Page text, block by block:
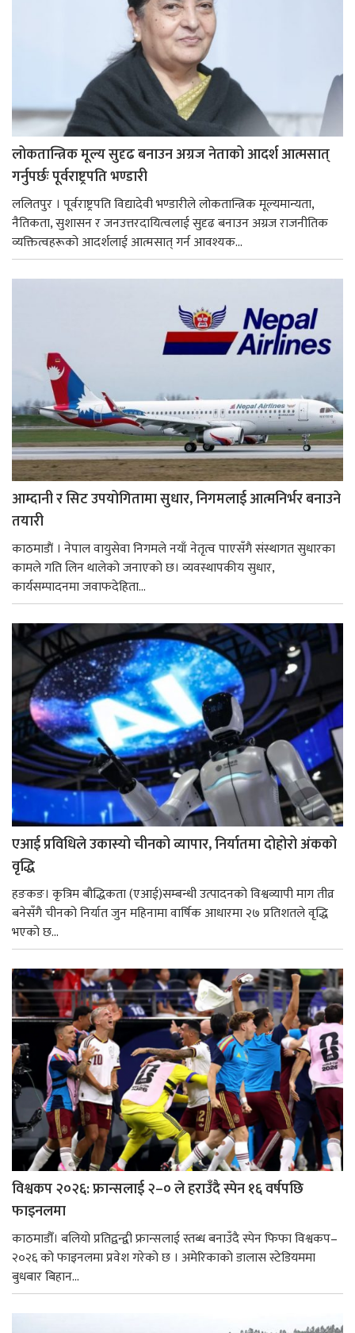
लोकतान्त्रिक मूल्य सुदृढ बनाउन अग्रज नेताको आदर्श आत्मसात्
गर्नुपर्छः पूर्वराष्ट्रपति भण्डारी
ललितपुर । पूर्वराष्ट्रपति विद्यादेवी भण्डारीले लोकतान्त्रिक मूल्यमान्यता,
नैतिकता, सुशासन र जनउत्तरदायित्वलाई सुदृढ बनाउन अग्रज राजनीतिक
व्यक्तित्वहरूको आदर्शलाई आत्मसात् गर्न आवश्यक...
आम्दानी र सिट उपयोगितामा सुधार, निगमलाई आत्मनिर्भर बनाउने
तयारी
काठमाडाैं । नेपाल वायुसेवा निगमले नयाँ नेतृत्व पाएसँगै संस्थागत सुधारका
कामले गति लिन थालेको जनाएको छ। व्यवस्थापकीय सुधार,
कार्यसम्पादनमा जवाफदेहिता...
एआई प्रविधिले उकास्यो चीनको व्यापार, निर्यातमा दोहोरो अंकको
वृद्धि
हङकङ। कृत्रिम बौद्धिकता (एआई)सम्बन्धी उत्पादनको विश्वव्यापी माग तीव्र
बनेसँगै चीनको निर्यात जुन महिनामा वार्षिक आधारमा २७ प्रतिशतले वृद्धि
भएको छ...
विश्वकप २०२६: फ्रान्सलाई २–० ले हराउँदै स्पेन १६ वर्षपछि
फाइनलमा
काठमाडौँ। बलियो प्रतिद्वन्द्वी फ्रान्सलाई स्तब्ध बनाउँदै स्पेन फिफा विश्वकप–
२०२६ को फाइनलमा प्रवेश गरेको छ । अमेरिकाको डालास स्टेडियममा
बुधबार बिहान...